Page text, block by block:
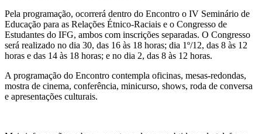
Pela programação, ocorrerá dentro do Encontro o IV Seminário de
Educação para as Relações Étnico-Raciais e o Congresso de
Estudantes do IFG, ambos com inscrições separadas. O Congresso
será realizado no dia 30, das 16 às 18 horas; dia 1º/12, das 8 às 12
horas e das 14 às 18 horas; e no dia 2, das 8 às 12 horas.
A programação do Encontro contempla oficinas, mesas-redondas,
mostra de cinema, conferência, minicurso, shows, roda de conversa
e apresentações culturais.